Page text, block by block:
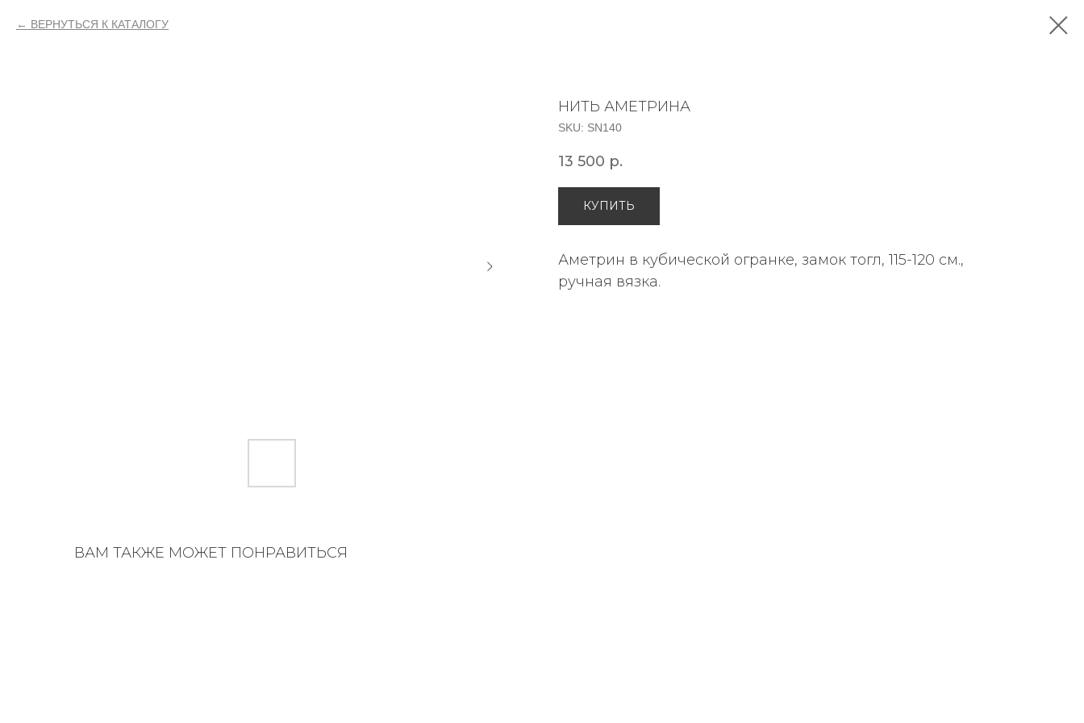
ВЕРНУТЬСЯ К КАТАЛОГУ
НИТЬ АМЕТРИНА
SKU: SN140
13 500 р.
КУПИТЬ
Аметрин в кубической огранке, замок тогл, 115-120 см.,
ручная вязка.
ВАМ ТАКЖЕ МОЖЕТ ПОНРАВИТЬСЯ